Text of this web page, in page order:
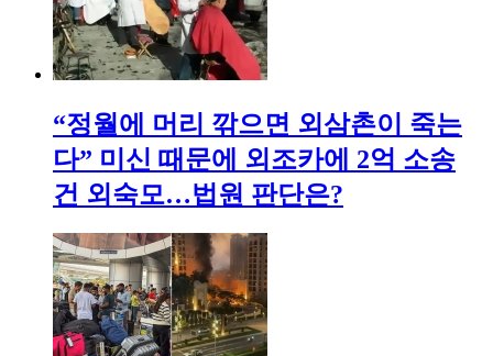
“정월에 머리 깎으면 외삼촌이 죽는
다” 미신 때문에 외조카에 2억 소송
건 외숙모…법원 판단은?